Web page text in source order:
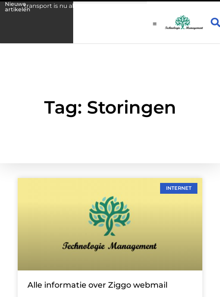
Nieuwe
artikelen is nu al zichtbaar
Tag: Storingen
INTERNET
Alle informatie over Ziggo webmail